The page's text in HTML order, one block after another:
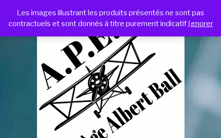
Les images illustrant les produits présentés ne sont pas
contractuels et sont donnés à titre purement indicatif Ignorer